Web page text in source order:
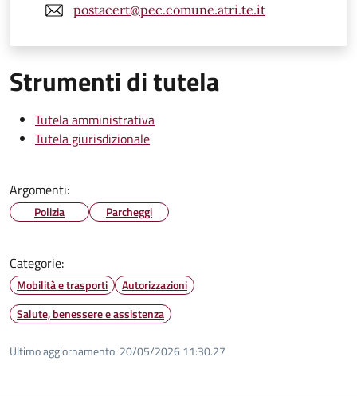
postacert@pec.comune.atri.te.it
Strumenti di tutela
Tutela amministrativa
Tutela giurisdizionale
Argomenti:
Polizia Parcheggi
Categorie:
Mobilità e trasporti
Autorizzazioni
Salute, benessere e assistenza
Ultimo aggiornamento: 20/05/2026 11:30.27